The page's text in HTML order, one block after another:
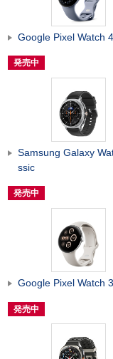
Google Pixel Watch 4
発売中
Samsung Galaxy
ssic
発売中
Google Pixel Watch 3
発売中